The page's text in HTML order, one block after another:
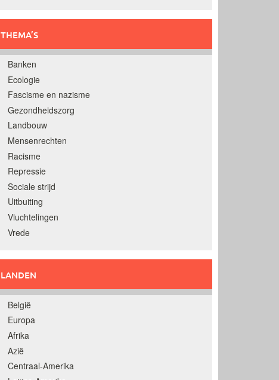
THEMA’S
Banken
Ecologie
Fascisme en nazisme
Gezondheidszorg
Landbouw
Mensenrechten
Racisme
Repressie
Sociale strijd
Uitbuiting
Vluchtelingen
Vrede
LANDEN
België
Europa
Afrika
Azië
Centraal-Amerika